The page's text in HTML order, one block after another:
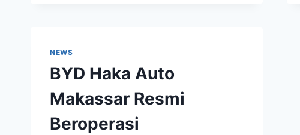
NEWS
BYD Haka Auto
Makassar Resmi
Beroperasi